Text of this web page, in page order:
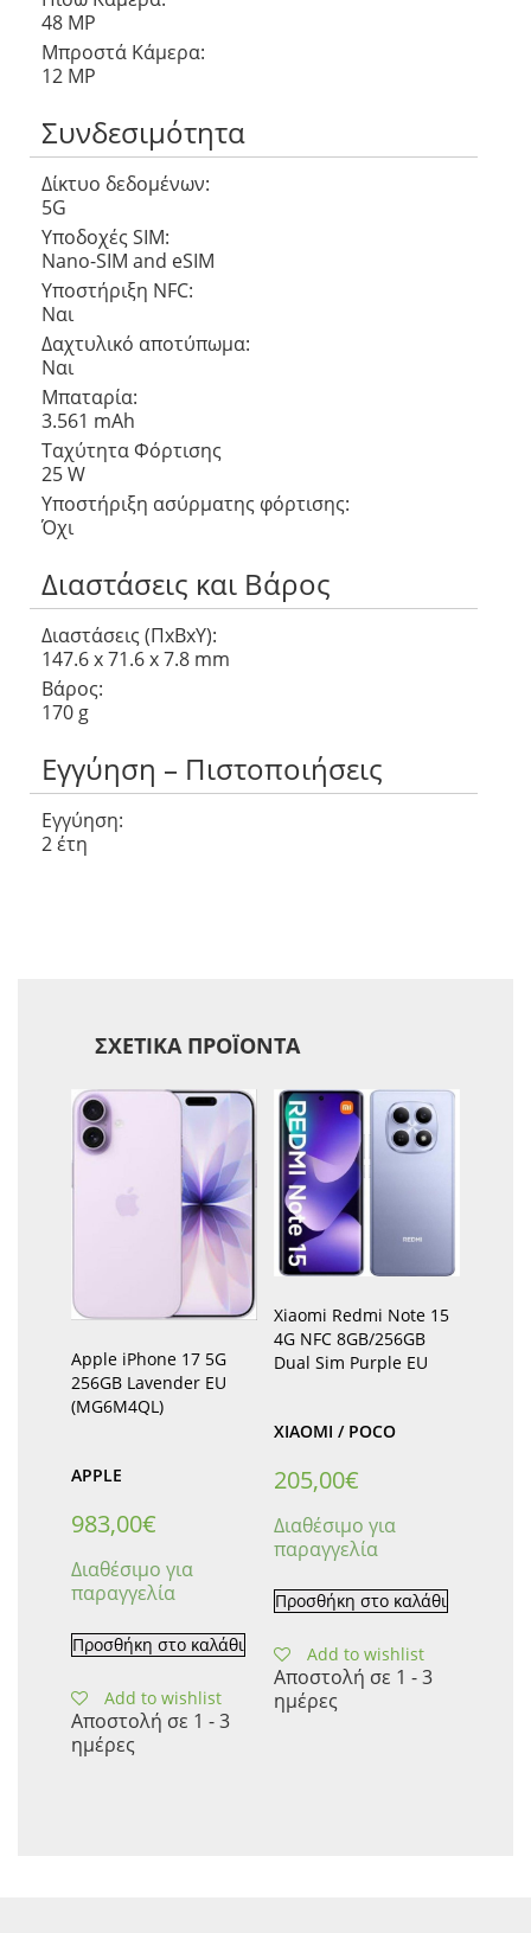
48 MP
Μπροστά Κάμερα:
12 MP
Συνδεσιμότητα
Δίκτυο δεδομένων:
5G
Υποδοχές SIM:
Nano-SIM and eSIM
Υποστήριξη NFC:
Ναι
Δαχτυλικό αποτύπωμα:
Ναι
Μπαταρία:
3.561 mAh
Ταχύτητα Φόρτισης
25 W
Υποστήριξη ασύρματης φόρτισης:
Όχι
Διαστάσεις και Βάρος
Διαστάσεις (ΠxΒxΥ):
147.6 x 71.6 x 7.8 mm
Βάρος:
170 g
Εγγύηση – Πιστοποιήσεις
Εγγύηση:
2 έτη
ΣΧΕΤΙΚΆ ΠΡΟΪΌΝΤΑ
Apple iPhone 17 5G
256GB Lavender EU
(MG6M4QL)
APPLE
983,00€
Διαθέσιμο για
παραγγελία
Προσθήκη στο καλάθι
Add to wishlist
Αποστολή σε 1 - 3
ημέρες
Xiaomi Redmi Note 15
4G NFC 8GB/256GB
Dual Sim Purple EU
XIAOMI / POCO
205,00€
Διαθέσιμο για
παραγγελία
Προσθήκη στο καλάθι
Add to wishlist
Αποστολή σε 1 - 3
ημέρες